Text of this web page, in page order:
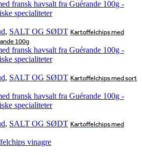
, SALT OG SØDT Kartoffelchips med
100g
, SALT OG SØDT Kartoffelchips med sort
, SALT OG SØDT Kartoffelchips med